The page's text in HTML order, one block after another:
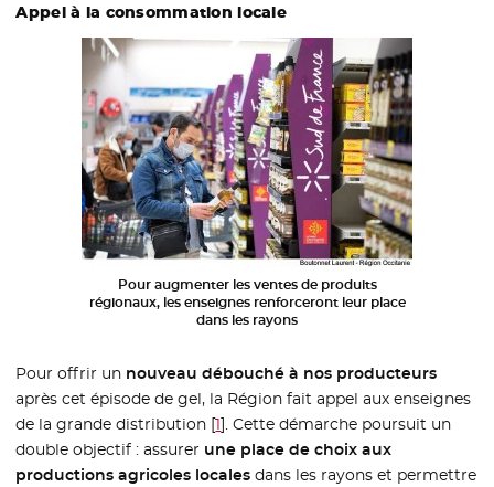
Appel à la consommation locale
Pour augmenter les ventes de produits
régionaux, les enseignes renforceront leur place
dans les rayons
Pour offrir un nouveau débouché à nos producteurs
après cet épisode de gel, la Région fait appel aux enseignes
de la grande distribution [1]. Cette démarche poursuit un
double objectif : assurer une place de choix aux
productions agricoles locales dans les rayons et permettre